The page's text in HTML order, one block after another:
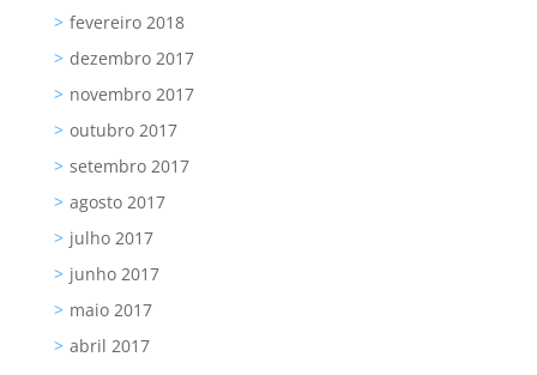
fevereiro 2018
dezembro 2017
novembro 2017
outubro 2017
setembro 2017
agosto 2017
julho 2017
junho 2017
maio 2017
abril 2017